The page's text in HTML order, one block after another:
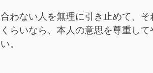
合わない人を無理に引き止めて、
くらいなら、本人の意思を尊重し
い。